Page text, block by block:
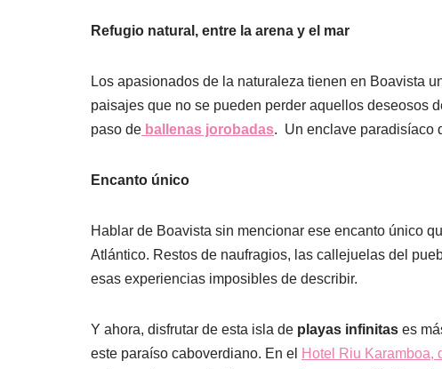
Refugio natural, entre la arena y el mar
Los apasionados de la naturaleza tienen en Boavista
paisajes que no se pueden perder aquellos deseosos
paso de ballenas jorobadas. Un enclave paradisíaco
Encanto único
Hablar de Boavista sin mencionar ese encanto único
Atlántico. Restos de naufragios, las callejuelas del
esas experiencias imposibles de describir.
Y ahora, disfrutar de esta isla de playas infinitas es
este paraíso caboverdiano. En el Hotel Riu Karamboa,